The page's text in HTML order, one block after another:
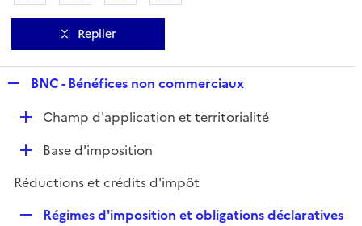
Replier
p
l
i
e
BNC - Bénéfices non commerciaux
D
l
i
Champ d'application et territorialité
D
p
Base d'imposition
Réductions et crédits d'impôt
Régimes d'imposition et obligations déclaratives